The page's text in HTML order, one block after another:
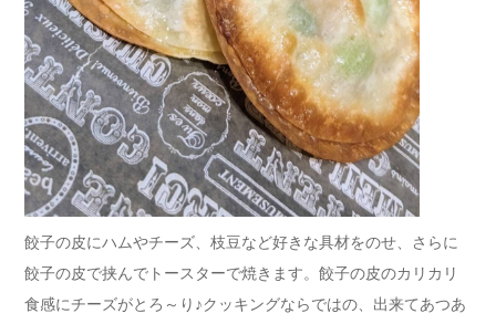
餃子の皮にハムやチーズ、枝豆など好きな具材をのせ、さらに
餃子の皮で挟んでトースターで焼きます。餃子の皮のカリカリ
食感にチーズがとろ～り♪クッキングならではの、出来てあつあ